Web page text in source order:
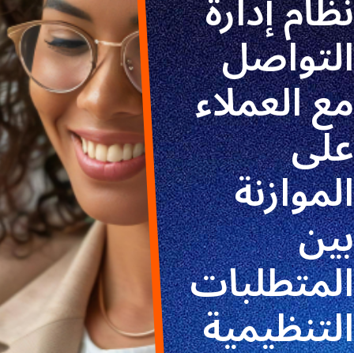
التواصل
مع العملاء
على
الموازنة
بين
المتطلبات
التنظيمية